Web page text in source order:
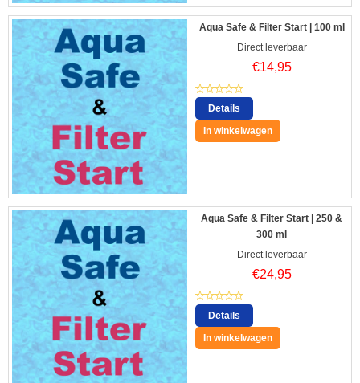
Aqua Safe & Filter Start | 100 ml
Direct leverbaar
€14,95
Details
In winkelwagen
Aqua Safe & Filter Start | 250 &
300 ml
Direct leverbaar
€24,95
Details
In winkelwagen